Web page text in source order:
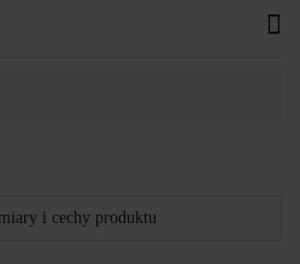
i cechy produktu